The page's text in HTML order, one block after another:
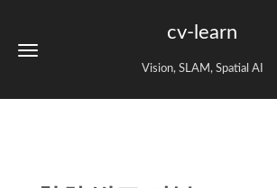
cv-learn
Vision, SLAM, Spatial AI